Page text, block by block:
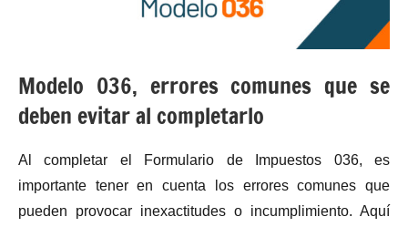
Modelo 036, errores comunes que se
deben evitar al completarlo
Al completar el Formulario de Impuestos 036, es
importante tener en cuenta los errores comunes que
pueden provocar inexactitudes o incumplimiento. Aquí